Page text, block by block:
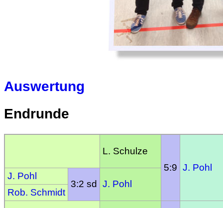
Auswertung
Endrunde
L. Schulze
5:9 J. Pohl
J. Pohl
3:2 sd J. Pohl
Rob. Schmidt